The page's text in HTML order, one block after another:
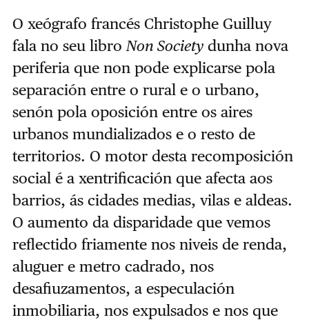
O xeógrafo francés Christophe Guilluy
fala no seu libro Non Societydunha nova
periferia que non pode explicarse pola
separación entre o rural e o urbano,
senón pola oposición entre os aires
urbanos mundializados e o resto de
territorios. O motor desta recomposición
social é a xentrificación que afecta aos
barrios, ás cidades medias, vilas e aldeas.
O aumento da disparidade que vemos
reflectido friamente nos niveis de renda,
aluguer e metro cadrado, nos
desafiuzamentos, a especulación
inmobiliaria, nos expulsados e nos que